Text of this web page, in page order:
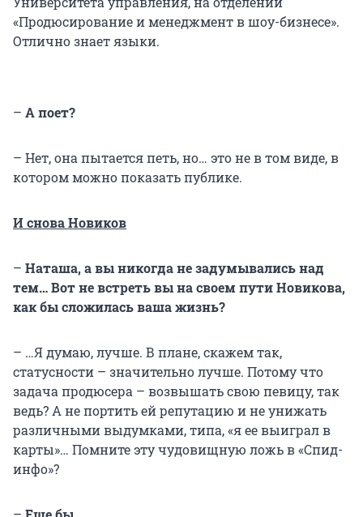
«Продюсирование и менеджмент в шоу-бизнесе».
Отлично знает языки.
– А поет?
– Нет, она пытается петь, но… это не в том виде, в
котором можно показать публике.
И снова Новиков
– Наташа, а вы никогда не задумывались над
тем… Вот не встреть вы на своем пути Новикова,
как бы сложилась ваша жизнь?
– …Я думаю, лучше. В плане, скажем так,
статусности – значительно лучше. Потому что
задача продюсера – возвышать свою певицу, так
ведь? А не портить ей репутацию и не унижать
различными выдумками, типа, «я ее выиграл в
карты»… Помните эту чудовищную ложь в «Спид-
инфо»?